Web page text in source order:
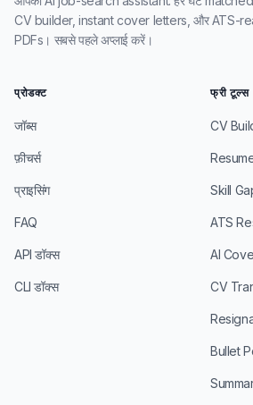
CV builder, instant cover letters, और ATS-
PDFs। सबसे पहले अप्लाई करें।
प्रोडक्ट
जॉब्स
फ़ीचर्स
प्राइसिंग
FAQ
API डॉक्स
CLI डॉक्स
फ्री टूल्स
CV
Skill
ATS
AI
CV
Bullet